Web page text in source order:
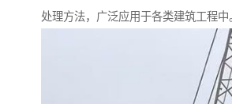
处理方法，广泛应用于各类建筑工程中